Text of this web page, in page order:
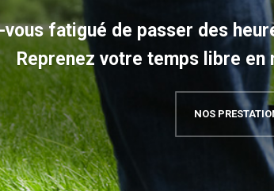
vous fatigué de passer des
Reprenez votre temps libre
NOS